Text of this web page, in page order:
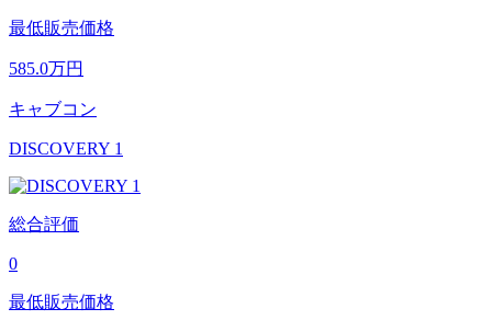
最低販売価格
585.0万円
キャブコン
DISCOVERY 1
総合評価
0
最低販売価格